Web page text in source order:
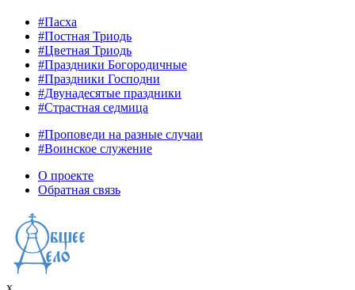
#Пасха
#Постная Триодь
#Цветная Триодь
#Праздники Богородичные
#Праздники Господни
#Двунадесятые праздники
#Страстная седмица
#Проповеди на разные случаи
#Воинское служение
О проекте
Обратная связь